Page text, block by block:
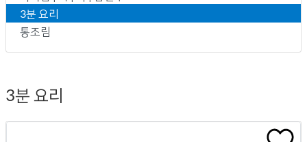
3분 요리
통조림
3분 요리